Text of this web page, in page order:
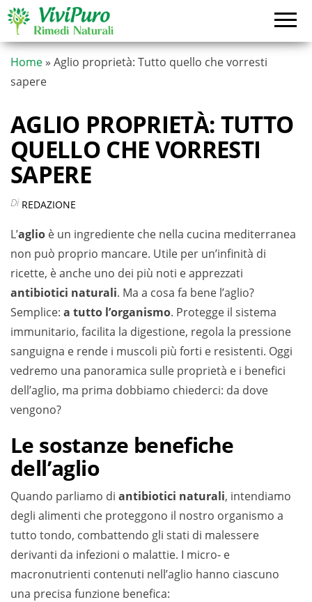
Vai
contenuto
Home » Aglio proprietà: Tutto quello che vorresti
sapere
AGLIO PROPRIETÀ: TUTTO
QUELLO CHE VORRESTI
SAPERE
Di REDAZIONE
L’aglio è un ingrediente che nella cucina mediterranea
non può proprio mancare. Utile per un’infinità di
ricette, è anche uno dei più noti e apprezzati
antibiotici naturali. Ma a cosa fa bene l’aglio?
Semplice: a tutto l’organismo. Protegge il sistema
immunitario, facilita la digestione, regola la pressione
sanguigna e rende i muscoli più forti e resistenti. Oggi
vedremo una panoramica sulle proprietà e i benefici
dell’aglio, ma prima dobbiamo chiederci: da dove
vengono?
Le sostanze benefiche
dell’aglio
Quando parliamo di antibiotici naturali, intendiamo
degli alimenti che proteggono il nostro organismo a
tutto tondo, combattendo gli stati di malessere
derivanti da infezioni o malattie. I micro- e
macronutrienti contenuti nell’aglio hanno ciascuno
una precisa funzione benefica: